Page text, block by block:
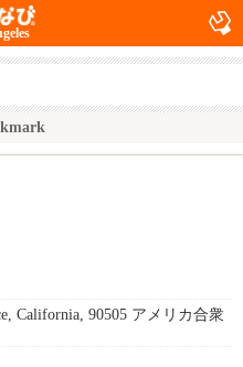
California, 90505 アメリカ合衆